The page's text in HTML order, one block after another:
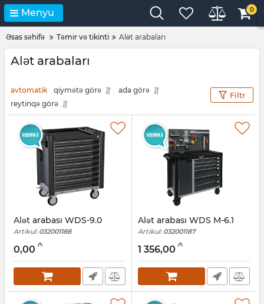
Menyu 0
Əsas səhifə Təmir və tikinti Alət arabaları
Alət arabaları
avtomatik qiymətə görə
ada görə
reytinqə görə
Filtr
Alət arabası WDS-9.0
Artikul: 032001188
0,00 ₼
Alət arabası WDS M-6.1
Artikul: 032001187
1 356,00 ₼